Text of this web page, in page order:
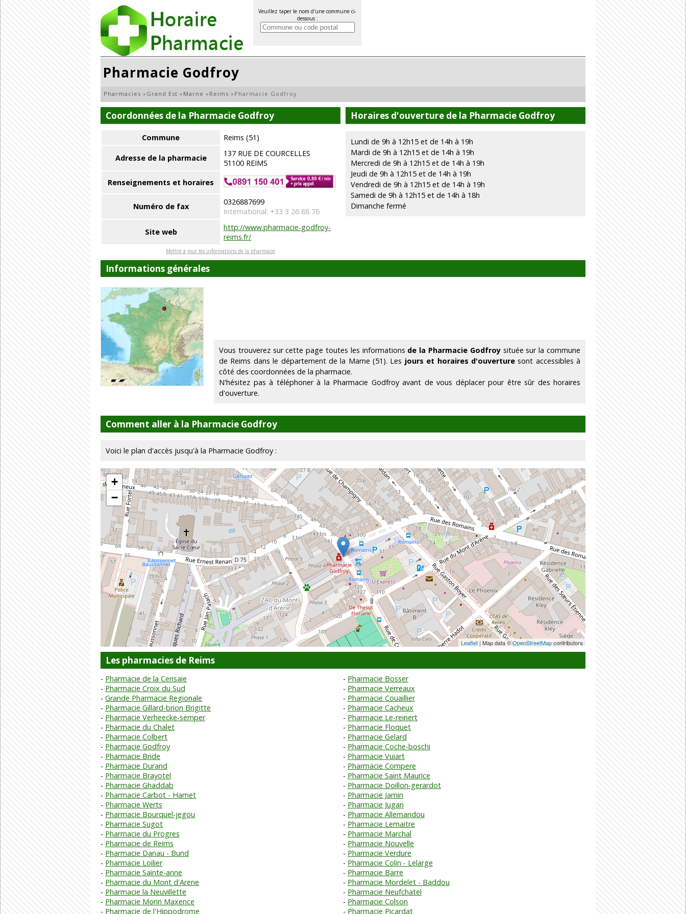
Veuillez taper le nom d'une commune ci-
dessous :
Pharmacie Godfroy
Pharmacies » Grand Est » Marne » Reims » Pharmacie Godfroy
Coordonnées de la Pharmacie Godfroy
Commune Reims (51)
Adresse de la pharmacie
137 RUE DE COURCELLES
51100 REIMS
Renseignements et horaires
Numéro de fax
0326887699
International: +33 3 26 88 76
Site web
http://www.pharmacie-godfroy-
reims.fr/
Mettre à jour les informations de la pharmacie
Horaires d'ouverture de la Pharmacie Godfroy
Lundi de 9h à 12h15 et de 14h à 19h
Mardi de 9h à 12h15 et de 14h à 19h
Mercredi de 9h à 12h15 et de 14h à 19h
Jeudi de 9h à 12h15 et de 14h à 19h
Vendredi de 9h à 12h15 et de 14h à 19h
Samedi de 9h à 12h15 et de 14h à 18h
Dimanche fermé
Informations générales
Vous trouverez sur cette page toutes les informations de la Pharmacie Godfroysituée sur la commune
de Reims dans le département de la Marne (51). Les jours et horaires d'ouverturesont accessibles à
côté des coordonnées de la pharmacie.
N'hésitez pas à téléphoner à la Pharmacie Godfroy avant de vous déplacer pour être sûr des horaires
d'ouverture.
Comment aller à la Pharmacie Godfroy
Voici le plan d'accès jusqu'à la Pharmacie Godfroy :
+
−
Leaflet | Map data ©OpenStreetMapcontributors
Les pharmacies de Reims
Pharmacie de la Cerisaie
Pharmacie Bosser
Pharmacie Croix du Sud
Pharmacie Verreaux
Grande Pharmacie Regionale
Pharmacie Couaillier
Pharmacie Gillard-brion Brigitte
Pharmacie Cacheux
Pharmacie Verheecke-semper
Pharmacie Le-reinert
Pharmacie du Chalet
Pharmacie Floquet
Pharmacie Colbert
Pharmacie Gelard
Pharmacie Godfroy
Pharmacie Coche-boschi
Pharmacie Bride
Pharmacie Vuiart
Pharmacie Durand
Pharmacie Compere
Pharmacie Brayotel
Pharmacie Saint Maurice
Pharmacie Ghaddab
Pharmacie Doillon-gerardot
Pharmacie Carbot - Hamet
Pharmacie Jamin
Pharmacie Werts
Pharmacie Jugan
Pharmacie Bourquel-jegou
Pharmacie Allemandou
Pharmacie Sugot
Pharmacie Lemaitre
Pharmacie du Progres
Pharmacie Marchal
Pharmacie de Reims
Pharmacie Nouvelle
Pharmacie Danau - Bund
Pharmacie Verdure
Pharmacie Loilier
Pharmacie Colin - Lelarge
Pharmacie Sainte-anne
Pharmacie Barre
Pharmacie du Mont d'Arene
Pharmacie Mordelet - Baddou
Pharmacie la Neuvillette
Pharmacie Neufchatel
Pharmacie Morin Maxence
Pharmacie Colson
Pharmacie de l'Hippodrome
Pharmacie Picardat